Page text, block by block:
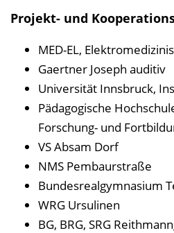
Projekt- und
MED-EL,
Gaertner Joseph auditiv
Universität Innsbruck,
Pädagogische
Forschung- und
VS Absam Dorf
NMS Pembaurstraße
Bundesrealgymnasium
WRG Ursulinen
BG, BRG, SRG